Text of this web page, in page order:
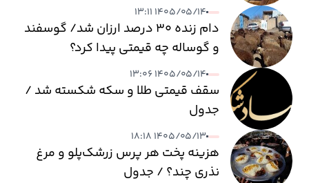
۱۴۰۵/۰۵/۱۴ ۱۳:۱۱
دام زنده ۳۰ درصد ارزان شد/ گوسفند
و گوساله چه قیمتی پیدا کرد؟
۱۴۰۵/۰۵/۱۴ ۱۳:۰۶
سقف قیمتی طلا و سکه شکسته شد /
جدول
۱۴۰۵/۰۵/۱۳ ۱۸:۱۸
هزینه پخت هر پرس زرشک‌پلو و مرغ
نذری چند؟ / جدول